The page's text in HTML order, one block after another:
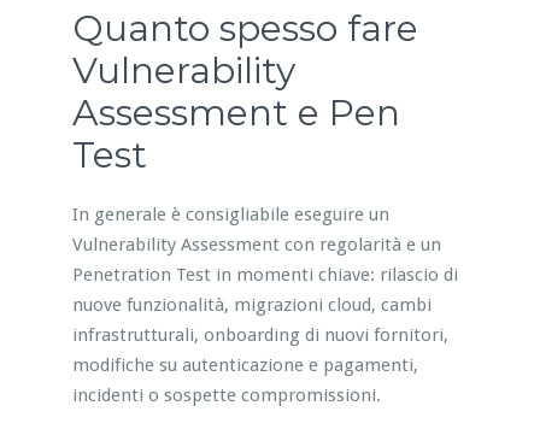
Quanto spesso fare
Vulnerability
Assessment e Pen
Test
In generale è consigliabile eseguire un
Vulnerability Assessment con regolarità e un
Penetration Test in momenti chiave: rilascio di
nuove funzionalità, migrazioni cloud, cambi
infrastrutturali, onboarding di nuovi fornitori,
modifiche su autenticazione e pagamenti,
incidenti o sospette compromissioni.